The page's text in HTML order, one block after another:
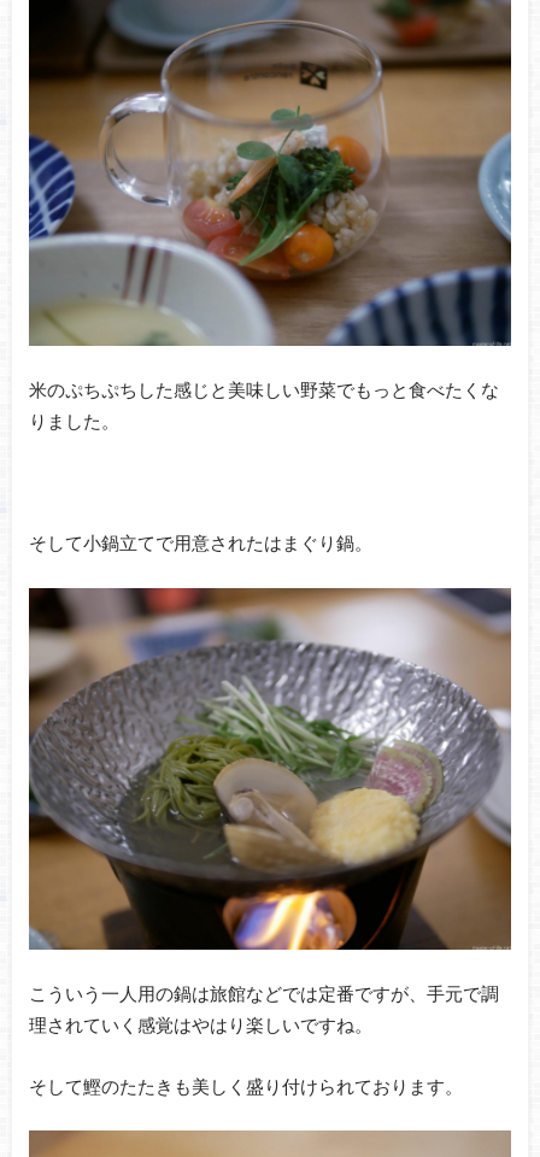
米のぷちぷちした感じと美味しい野菜でもっと食べたくな
りました。
そして小鍋立てで用意されたはまぐり鍋。
こういう一人用の鍋は旅館などでは定番ですが、手元で調
理されていく感覚はやはり楽しいですね。
そして鰹のたたきも美しく盛り付けられております。